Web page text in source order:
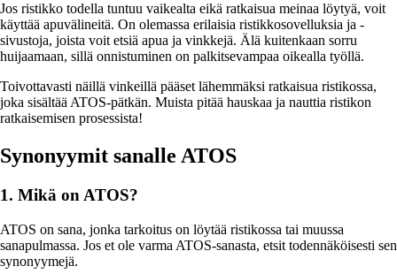
Jos ristikko todella tuntuu vaikealta eikä ratkaisua meinaa löytyä, voit
käyttää apuvälineitä. On olemassa erilaisia ristikkosovelluksia ja -
sivustoja, joista voit etsiä apua ja vinkkejä. Älä kuitenkaan sorru
huijaamaan, sillä onnistuminen on palkitsevampaa oikealla työllä.
Toivottavasti näillä vinkeillä pääset lähemmäksi ratkaisua ristikossa,
joka sisältää ATOS-pätkän. Muista pitää hauskaa ja nauttia ristikon
ratkaisemisen prosessista!
Synonyymit sanalle ATOS
1. Mikä on ATOS?
ATOS on sana, jonka tarkoitus on löytää ristikossa tai muussa
sanapulmassa. Jos et ole varma ATOS-sanasta, etsit todennäköisesti sen
synonyymejä.